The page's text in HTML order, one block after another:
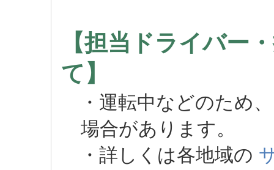
【担当ドライバー
て】
・運転中などのため
場合があります。
・詳しくは各地域の